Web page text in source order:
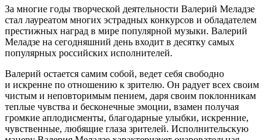
За многие годы творческой деятельности Валерий Меладзе
стал лауреатом многих эстрадных конкурсов и обладателем
престижных наград в мире популярной музыки. Валерий
Меладзе на сегодняшний день входит в десятку самых
популярных российских исполнителей.
Валерий остается самим собой, ведет себя свободно
и искренне по отношению к зрителю. Он радует всех своим
чистым и неповторимым пением, даря своим поклонникам
теплые чувства и бесконечные эмоции, взамен получая
громкие аплодисменты, благодарные улыбки, искренние,
чувственные, любящие глаза зрителей. Исполнительскую